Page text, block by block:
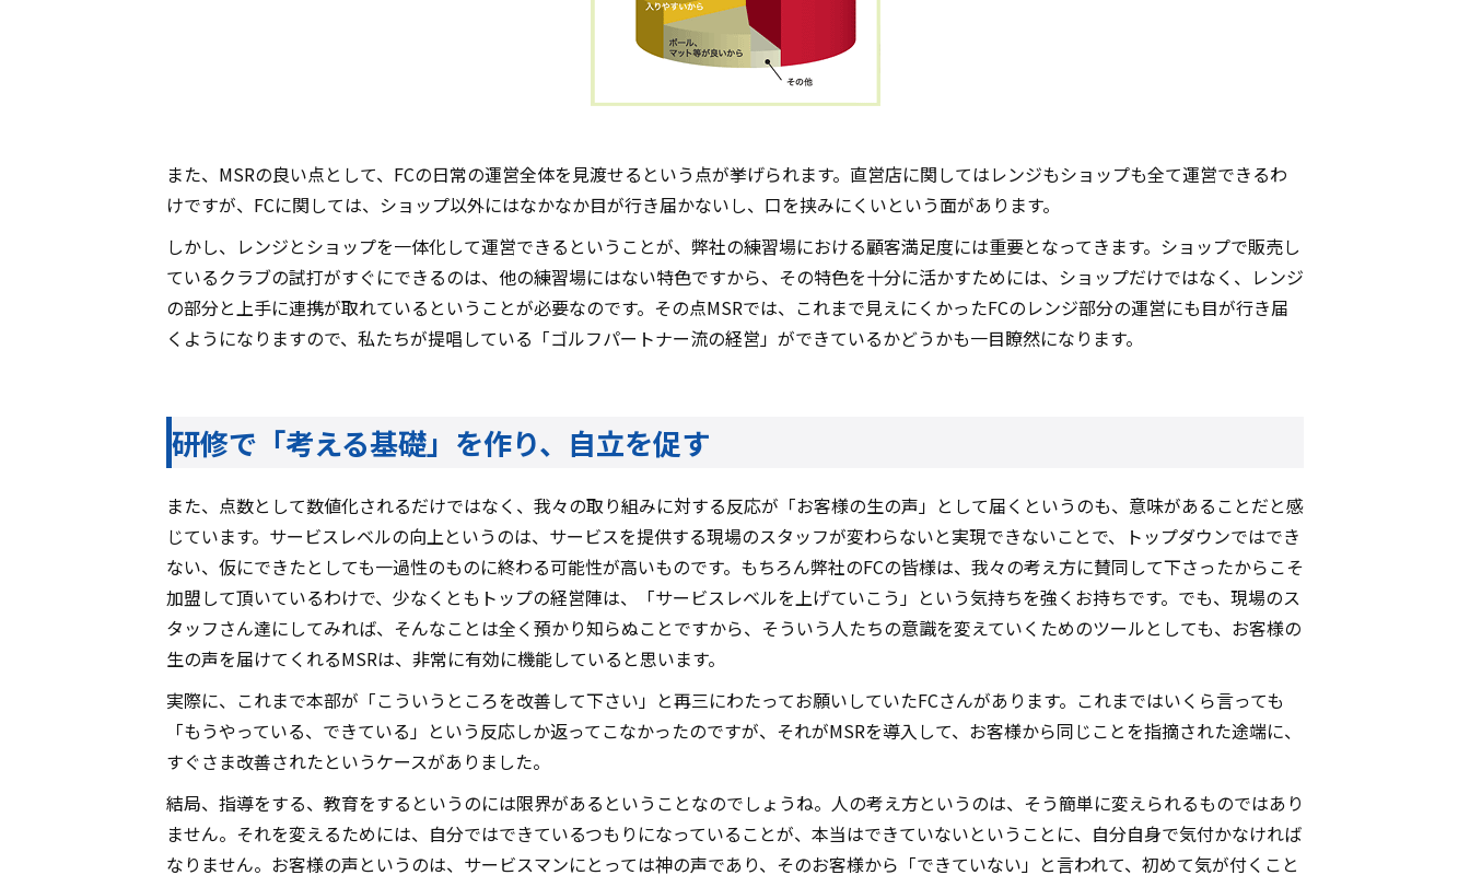
また、MSRの良い点として、FCの日常の運営全体を見渡せるという点が挙げられます。直営店に関してはレンジもショップも全て運営できるわ
けですが、FCに関しては、ショップ以外にはなかなか目が行き届かないし、口を挟みにくいという面があります。
しかし、レンジとショップを一体化して運営できるということが、弊社の練習場における顧客満足度には重要となってきます。ショップで販売し
ているクラブの試打がすぐにできるのは、他の練習場にはない特色ですから、その特色を十分に活かすためには、ショップだけではなく、レンジ
の部分と上手に連携が取れているということが必要なのです。その点MSRでは、これまで見えにくかったFCのレンジ部分の運営にも目が行き届
くようになりますので、私たちが提唱している「ゴルフパートナー流の経営」ができているかどうかも一目瞭然になります。
研修で「考える基礎」を作り、自立を促す
また、点数として数値化されるだけではなく、我々の取り組みに対する反応が「お客様の生の声」として届くというのも、意味があることだと感
じています。サービスレベルの向上というのは、サービスを提供する現場のスタッフが変わらないと実現できないことで、トップダウンではでき
ない、仮にできたとしても一過性のものに終わる可能性が高いものです。もちろん弊社のFCの皆様は、我々の考え方に賛同して下さったからこそ
加盟して頂いているわけで、少なくともトップの経営陣は、「サービスレベルを上げていこう」という気持ちを強くお持ちです。でも、現場のス
タッフさん達にしてみれば、そんなことは全く預かり知らぬことですから、そういう人たちの意識を変えていくためのツールとしても、お客様の
生の声を届けてくれるMSRは、非常に有効に機能していると思います。
実際に、これまで本部が「こういうところを改善して下さい」と再三にわたってお願いしていたFCさんがあります。これまではいくら言っても
「もうやっている、できている」という反応しか返ってこなかったのですが、それがMSRを導入して、お客様から同じことを指摘された途端に、
すぐさま改善されたというケースがありました。
結局、指導をする、教育をするというのには限界があるということなのでしょうね。人の考え方というのは、そう簡単に変えられるものではあり
ません。それを変えるためには、自分ではできているつもりになっていることが、本当はできていないということに、自分自身で気付かなければ
なりません。お客様の声というのは、サービスマンにとっては神の声であり、そのお客様から「できていない」と言われて、初めて気が付くこと